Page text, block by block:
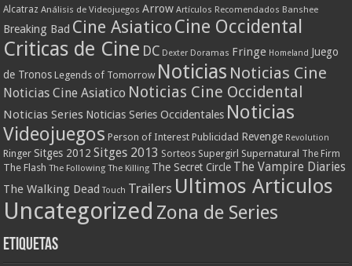
Alcatraz Análisis de Videojuegos Arrow Artículos Recomendados Banshee
Breaking Bad Cine AsiaticoCine Occidental
Criticas de Cine DC Dexter Doramas Fringe Homeland Juego
de Tronos Legends of Tomorrow Noticias Noticias Cine
Noticias Cine Asiatico Noticias Cine Occidental
Noticias Series Noticias Series Occidentales Noticias
Videojuegos Person of Interest Publicidad Revenge Revolution
Ringer Sitges 2012 Sitges 2013 Sorteos Supergirl Supernatural The Firm
The Flash The Following The Killing The Secret Circle The Vampire Diaries
The Walking Dead Touch Trailers Ultimos Articulos
Uncategorized Zona de Series
Etiquetas